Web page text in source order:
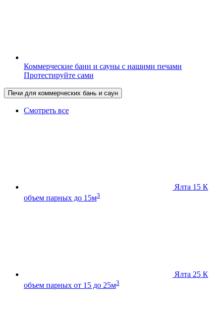
Коммерческие бани и сауны с нашими печами
Протестируйте сами
Печи для коммерческих бань и саун
Смотреть все
Ялта 15 К
объем парных до 15м3
Ялта 25 К
объем парных от 15 до 25м3